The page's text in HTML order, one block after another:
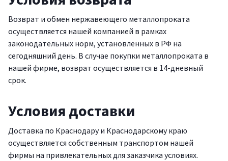
Возврат и обмен нержавеющего металлопроката
осуществляется нашей компанией в рамках
законодательных норм, установленных в РФ на
сегодняшний день. В случае покупки металлопроката в
нашей фирме, возврат осуществляется в 14-дневный
срок.
Условия доставки
Доставка по Краснодару и Краснодарскому краю
осуществляется собственным транспортом нашей
фирмы на привлекательных для заказчика условиях.